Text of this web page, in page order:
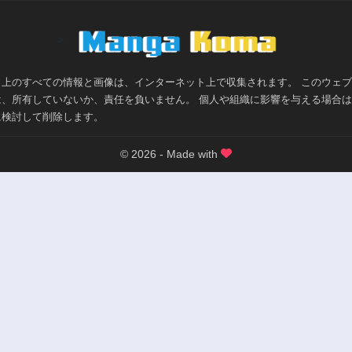
第2.1話
3年前
第2話
2年前
第1話
2年前
のすべての情報と画像は、インターネット上で収集されます。 このウェ
所有していないか、責任を負いません。 個人や組織に影響を与える場合
討して削除します。
© 2026 - Made with